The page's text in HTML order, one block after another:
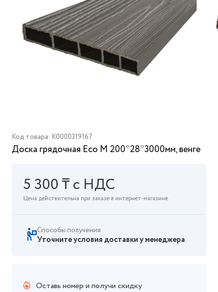
Код товара: K0000319167
Доска грядочная Eco M 200*28*3000мм, венге
5 300 ₸ с НДС
Цена действительна при заказе в интернет-магазине.
Способы получения
Уточните условия доставки у менеджера
Оставь номер и получи скидку